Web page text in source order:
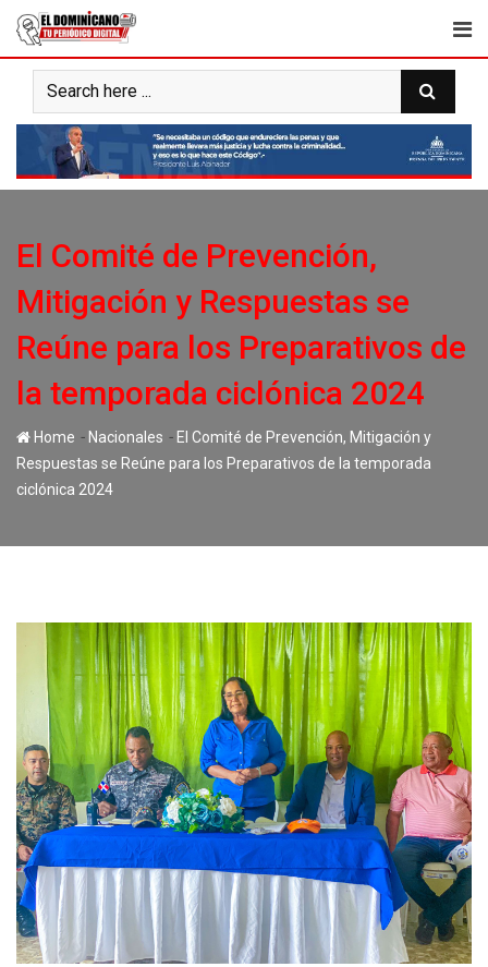
Skip
content
El Comité de Prevención,
Mitigación y Respuestas se
Reúne para los Preparativos de
la temporada ciclónica 2024
Home - Nacionales - El Comité de Prevención, Mitigación y
Respuestas se Reúne para los Preparativos de la temporada
ciclónica 2024